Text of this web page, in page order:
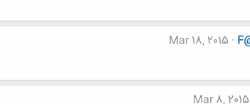
Mar 18, 2015
Mar 8, 2015